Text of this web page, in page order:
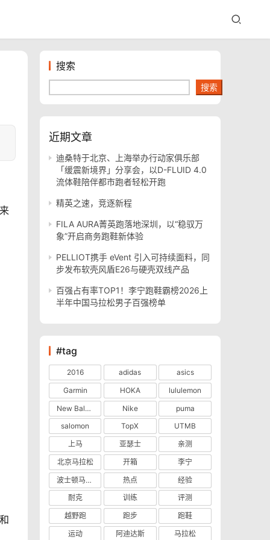
搜索
搜索
近期文章
迪桑特于北京、上海举办行动家俱乐部
「缓震新境界」分享会，以D-FLUID 4.0
流体鞋陪伴都市跑者轻松开跑
精英之速，竞逐新程
FILA AURA菁英跑落地深圳，以“稳驭万
象”开启商务跑鞋新体验
PELLIOT携手 eVent 引入可持续面料，同
步发布软壳风盾E26与硬壳双线产品
百强占有率TOP1！李宁跑鞋霸榜2026上
半年中国马拉松男子百强榜单
#tag
2016 adidas
asics
Garmin
HOKA
lululemon
New Balance
Nike
puma
salomon
TopX
UTMB
上马
亚瑟士
亲测
北京马拉松
开箱
李宁
波士顿马拉松
热点
经验
耐克
训练
评测
越野跑
跑步
跑鞋
运动
阿迪达斯 马拉松